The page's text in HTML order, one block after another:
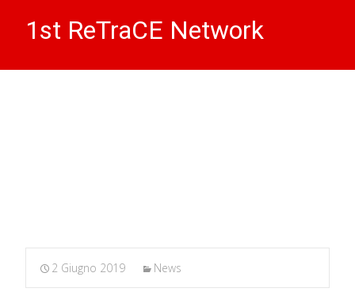
1st ReTraCE Network
2 Giugno 2019 News